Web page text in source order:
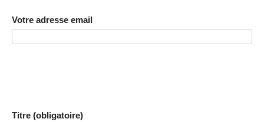
Votre adresse email
Titre (obligatoire)